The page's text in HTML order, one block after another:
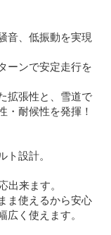
音、低振動を実現
ーンで安定走行を
拡張性と、雪道で
・耐候性を発揮！
設計。
来ます。
ま使えるから安心
く使えます。